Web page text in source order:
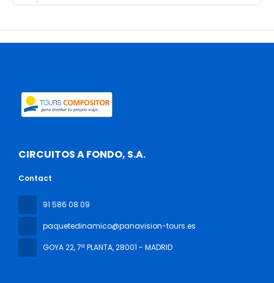
CIRCUITOS A FONDO, S.A.
Contact
91 586 08 09
paquetedinamico@panavision-tours.es
GOYA 22, 7ª PLANTA, 28001 - MADRID